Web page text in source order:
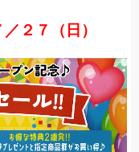
２７（日）